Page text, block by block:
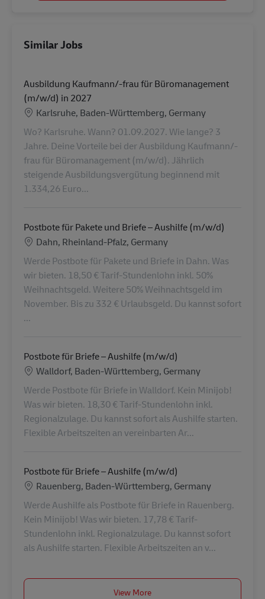
Similar Jobs
Ausbildung Kaufmann/-frau für Büromanagement
(m/w/d) in 2027
Location
Karlsruhe, Baden-Württemberg, Germany
Wo? Karlsruhe. Wann? 01.09.2027. Wie lange? 3
Jahre. Deine Vorteile bei der Ausbildung Kaufmann/-
frau für Büromanagement (m/w/d). Jährlich
steigende Ausbildungsvergütung beginnend mit
1.334,26 Euro...
Postbote für Pakete und Briefe – Aushilfe (m/w/d)
Location
Dahn, Rheinland-Pfalz, Germany
Werde Postbote für Pakete und Briefe in Dahn. Was
wir bieten. 18,50 € Tarif-Stundenlohn inkl. 50%
Weihnachtsgeld. Weitere 50% Weihnachtsgeld im
November. Bis zu 332 € Urlaubsgeld. Du kannst sofort
...
Postbote für Briefe – Aushilfe (m/w/d)
Location
Walldorf, Baden-Württemberg, Germany
Werde Postbote für Briefe in Walldorf. Kein Minijob!
Was wir bieten. 18,30 € Tarif-Stundenlohn inkl.
Regionalzulage. Du kannst sofort als Aushilfe starten.
Flexible Arbeitszeiten an vereinbarten Ar...
Postbote für Briefe – Aushilfe (m/w/d)
Location
Rauenberg, Baden-Württemberg, Germany
Werde Aushilfe als Postbote für Briefe in Rauenberg.
Kein Minijob! Was wir bieten. 17,78 € Tarif-
Stundenlohn inkl. Regionalzulage. Du kannst sofort
als Aushilfe starten. Flexible Arbeitszeiten an v...
View More